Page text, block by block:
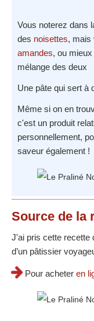
Vous noterez dans
des noisettes, mais
amandes, ou
mélange des deux
Une pâte qui sert à
Même si on en
c'est un produit
personnellement,
saveur également !
Source de la
J'ai pris cette recette
d’un pâtissier
Pour acheter en